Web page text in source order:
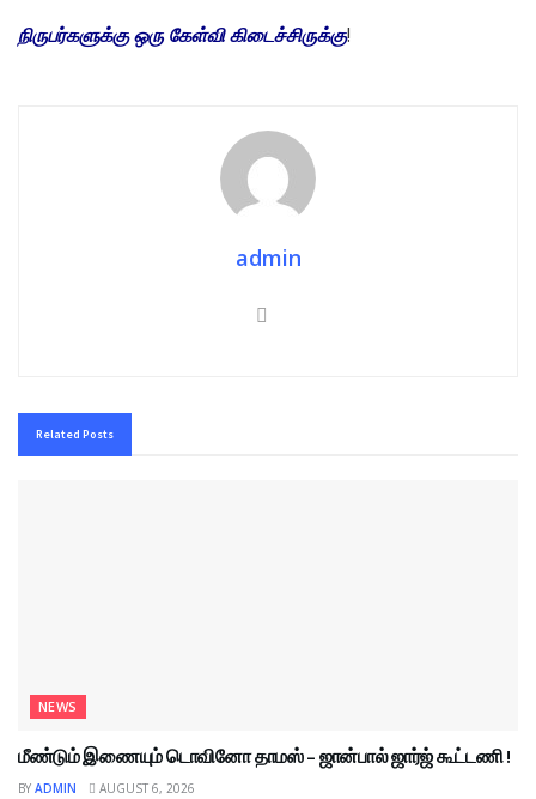
நிருபர்களுக்கு ஒரு கேள்வி கிடைச்சிருக்கு!
admin
Related Posts
NEWS
மீண்டும் இணையும் டொவினோ தாமஸ் – ஜான்பால் ஜார்ஜ் கூட்டணி !
BY ADMIN AUGUST 6, 2026